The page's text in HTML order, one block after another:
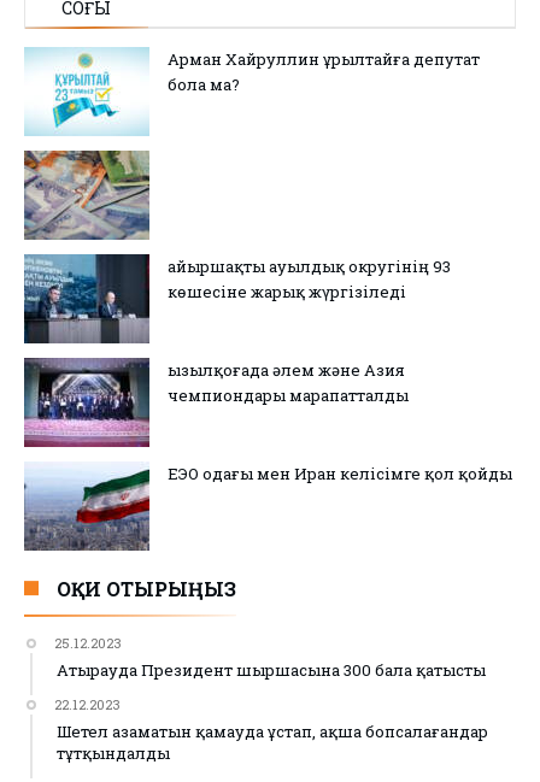
СОҢҒЫ
Арман Хайруллин Құрылтайға депутат
бола ма?
Қайыршақты ауылдық округінің 93
көшесіне жарық жүргізіледі
Қызылқоғада әлем және Азия
чемпиондары марапатталды
ЕЭО одағы мен Иран келісімге қол қойды
ОҚИ ОТЫРЫҢЫЗ
25.12.2023
Атырауда Президент шыршасына 300 бала қатысты
22.12.2023
Шетел азаматын қамауда ұстап, ақша бопсалағандар
тұтқындалды